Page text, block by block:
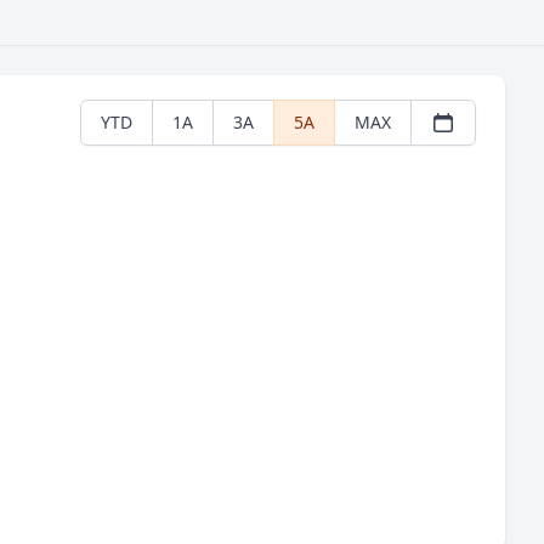
YTD 1A 3A 5A MAX